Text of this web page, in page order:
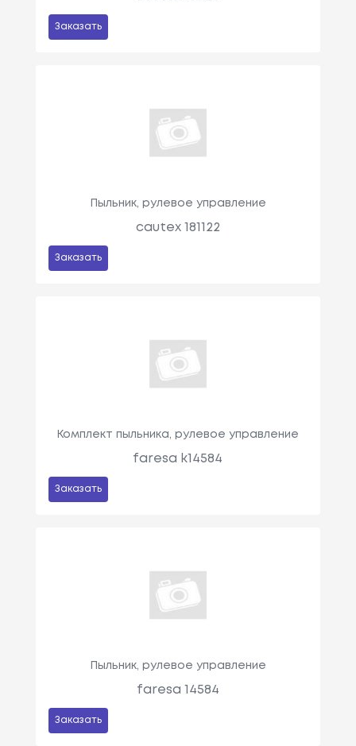
Заказать
Пыльник, рулевое управление
cautex 181122
Заказать
Комплект пыльника, рулевое управление
faresa k14584
Заказать
Пыльник, рулевое управление
faresa 14584
Заказать